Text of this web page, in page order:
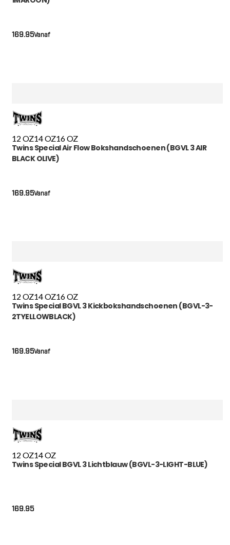
Vanaf
169.95
12 OZ14 OZ16 OZ
Twins Special Air Flow Bokshandschoenen (BGVL 3 AIR
BLACK OLIVE)
Vanaf
169.95
12 OZ14 OZ16 OZ
Twins Special BGVL 3 Kickbokshandschoenen (BGVL-3-
2TYELLOWBLACK)
Vanaf
169.95
12 OZ14 OZ
Twins Special BGVL 3 Lichtblauw (BGVL-3-LIGHT-BLUE)
169.95